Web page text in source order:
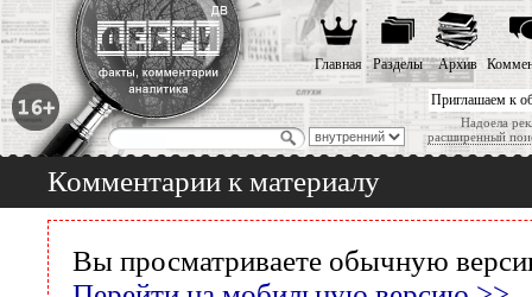
Приглашаем к
Надоела
расширенный
Главная Разделы Архив
Комментарии к материалу
Вы просматриваете обычную